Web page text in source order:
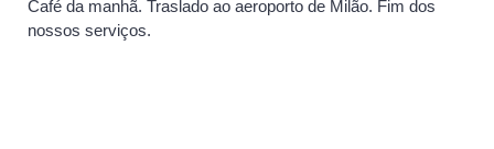
Café da manhã. Traslado ao aeroporto de Milão. Fim dos
nossos serviços.